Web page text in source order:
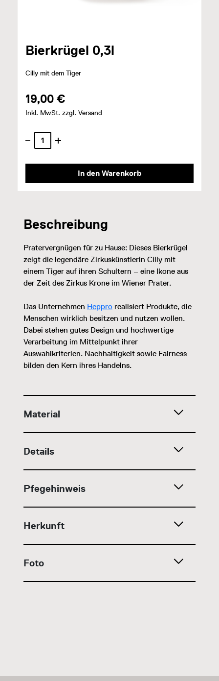
Bierkrügel 0,3l
Cilly mit dem Tiger
19,00 €
Inkl. MwSt. zzgl. Versand
In den Warenkorb
Beschreibung
Pratervergnügen für zu Hause: Dieses Bierkrügel
zeigt die legendäre Zirkuskünstlerin Cilly mit
einem Tiger auf ihren Schultern – eine Ikone aus
der Zeit des Zirkus Krone im Wiener Prater.
Das Unternehmen Heppro realisiert Produkte, die
Menschen wirklich besitzen und nutzen wollen.
Dabei stehen gutes Design und hochwertige
Verarbeitung im Mittelpunkt ihrer
Auswahlkriterien. Nachhaltigkeit sowie Fairness
bilden den Kern ihres Handelns.
Material
Details
Pfegehinweis
Herkunft
Foto